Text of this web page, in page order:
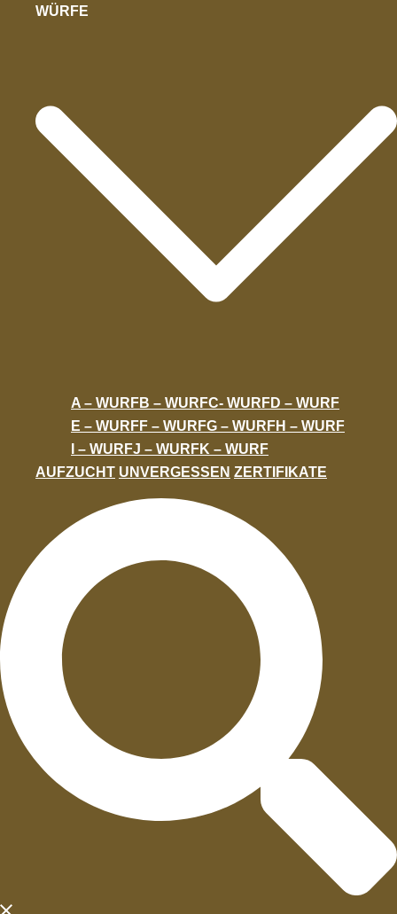
WÜRFE
A – WURFB – WURFC- WURFD – WURF
E – WURFF – WURFG – WURFH – WURF
I – WURFJ – WURFK – WURF
AUFZUCHT UNVERGESSEN ZERTIFIKATE